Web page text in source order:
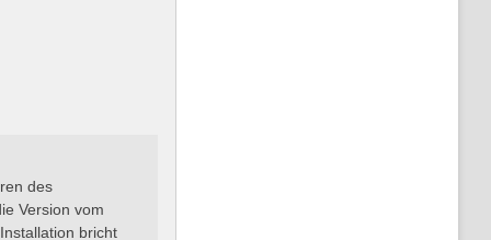
des
Version vom
bricht